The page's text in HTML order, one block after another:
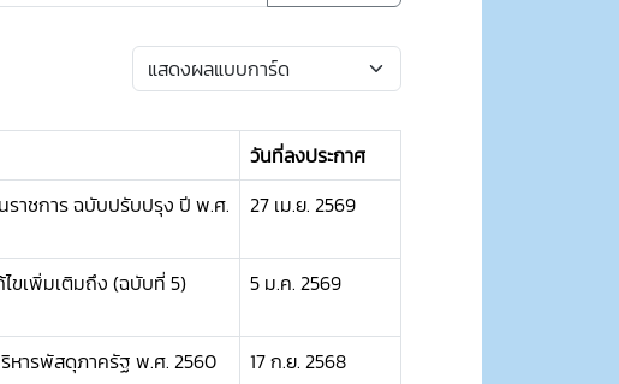
วันที่ลงประกาศ
าชการ ฉบับปรับปรุง ปี พ.ศ.
27 เม.ย. 2569
ขเพิ่มเติมถึง (ฉบับที่ 5)
5 ม.ค. 2569
หารพัสดุภาครัฐ พ.ศ. 2560
17 ก.ย. 2568